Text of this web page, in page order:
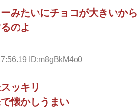
みたいにチョコが大きいから
のよ
ID:m8gBkM4o0
ッキリ
懐かしうまい